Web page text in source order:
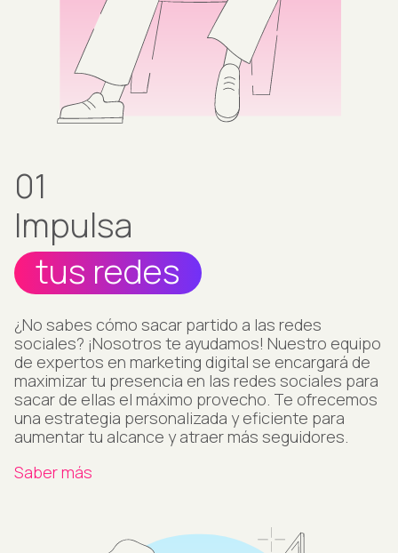
01
Impulsa
tus redes
¿No sabes cómo sacar partido a las redes
sociales? ¡Nosotros te ayudamos! Nuestro equipo
de expertos en marketing digital se encargará de
maximizar tu presencia en las redes sociales para
sacar de ellas el máximo provecho. Te ofrecemos
una estrategia personalizada y eficiente para
aumentar tu alcance y atraer más seguidores.
Saber más